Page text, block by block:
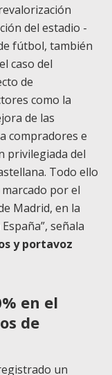
del estadio -
fútbol, también
caso del
de
como la
de las
compradores e
privilegiada del
Todo ello
por el
Madrid, en la
señala
y portavoz
en el
de
un